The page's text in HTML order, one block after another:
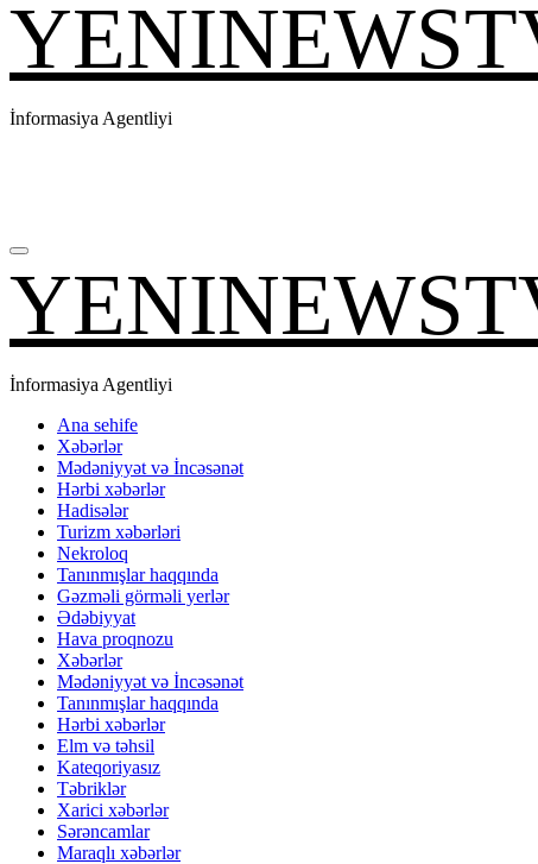
İnformasiya Agentliyi
İnformasiya Agentliyi
Ana sehife
Xəbərlər
Mədəniyyət və İncəsənət
Hərbi xəbərlər
Hadisələr
Turizm xəbərləri
Nekroloq
Tanınmışlar haqqında
Gəzməli görməli yerlər
Ədəbiyyat
Hava proqnozu
Xəbərlər
Mədəniyyət və İncəsənət
Tanınmışlar haqqında
Hərbi xəbərlər
Elm və təhsil
Kateqoriyasız
Təbriklər
Xarici xəbərlər
Sərəncamlar
Maraqlı xəbərlər